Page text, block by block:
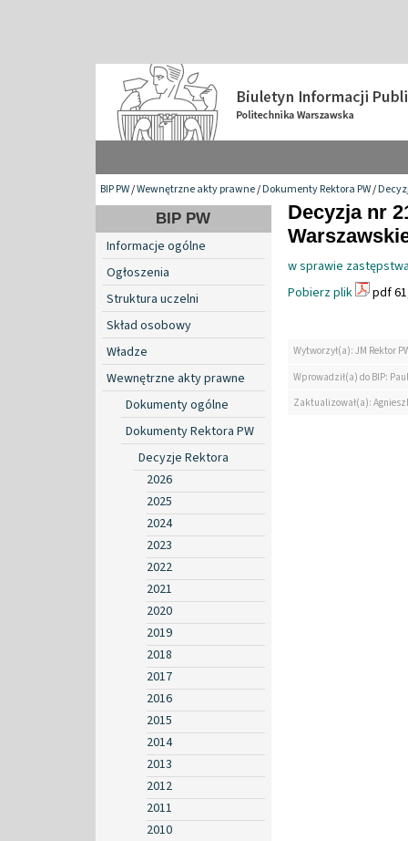
BIP PW/Wewnętrzne akty prawne/Dokumenty Rektora PW/
BIP PW
Informacje ogólne
Ogłoszenia
Struktura uczelni
Skład osobowy
Władze
Wewnętrzne akty prawne
Dokumenty ogólne
Dokumenty Rektora PW
Decyzje Rektora
2026
2025
2024
2023
2022
2021
2020
2019
2018
2017
2016
2015
2014
2013
2012
2011
2010
Decyzja nr
w sprawie
Pobierz plik
pdf
Wytworzył(a): JM Rektor
Wprowadził(a) do BIP:
Zaktualizował(a):